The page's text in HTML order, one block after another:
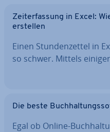
Zeit­er­fas­sung in Excel:
erstellen
Einen Stun­den­zet­tel in
so schwer. Mittels
Die beste
Egal ob Online-